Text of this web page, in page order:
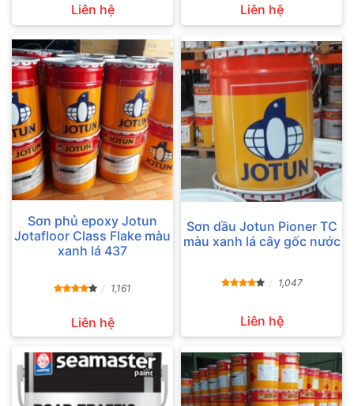
Liên hệ Liên hệ
Sơn phủ epoxy Jotun
Jotafloor Class Flake màu
xanh lá 437
1,161
Liên hệ
Sơn dầu Jotun Pioner TC
màu xanh lá cây gốc nước
1,047
Liên hệ